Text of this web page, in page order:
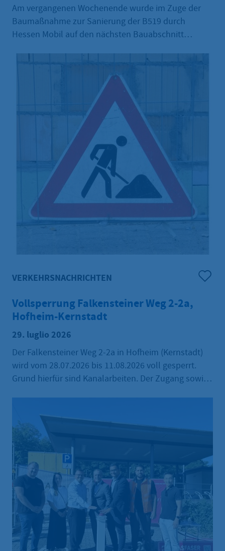
Am vergangenen Wochenende wurde im Zuge der
Baumaßnahme zur Sanierung der B519 durch
Hessen Mobil auf den nächsten Bauabschnitt
im Bereich des Innenstadtrings erneut geändert. Der
Bauabschnitt soll voraussichtlich innerhalb von drei
Wochen abgeschlossen werden.
VERKEHRSNACHRICHTEN
Vollsperrung Falkensteiner Weg 2-2a,
Hofheim-Kernstadt
29. luglio 2026
Der Falkensteiner Weg 2-2a in Hofheim (Kernstadt)
wird vom 28.07.2026 bis 11.08.2026 voll gesperrt.
Grund hierfür sind Kanalarbeiten. Der Zugang sowie
größtmöglich gewährleistet. Die Mülltonnen der
Anwohner sind von der ausführenden Firma am
Nachmittag vor den Leerungstagen zu einem
Sammelplatz an der nächstgelegenen Kreuzung zu
transportieren und nach der Leerung wieder zu den
Grundstücken zurückzubringen.